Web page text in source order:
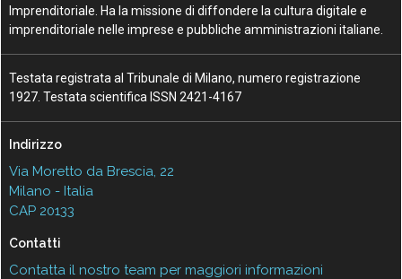
Imprenditoriale. Ha la missione di diffondere la cultura digitale e
imprenditoriale nelle imprese e pubbliche amministrazioni italiane.
Testata registrata al Tribunale di Milano, numero registrazione
1927. Testata scientifica ISSN 2421-4167
Indirizzo
Via Moretto da Brescia, 22
Milano - Italia
CAP 20133
Contatti
Contatta il nostro team per maggiori informazioni